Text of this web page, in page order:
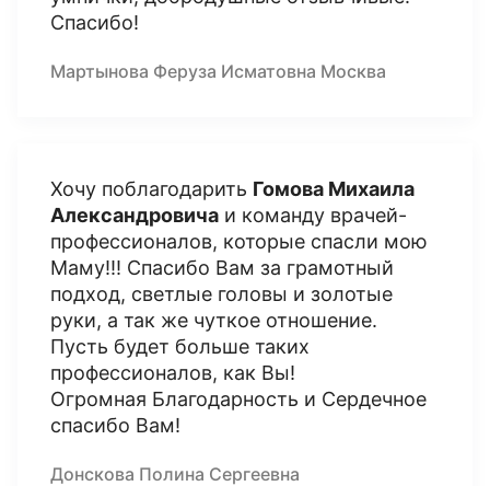
Спасибо!
Мартынова Феруза Исматовна Москва
Хочу поблагодарить Гомова Михаила
Александровича и команду врачей-
профессионалов, которые спасли мою
Маму!!! Спасибо Вам за грамотный
подход, светлые головы и золотые
руки, а так же чуткое отношение.
Пусть будет больше таких
профессионалов, как Вы!
Огромная Благодарность и Сердечное
спасибо Вам!
Донскова Полина Сергеевна